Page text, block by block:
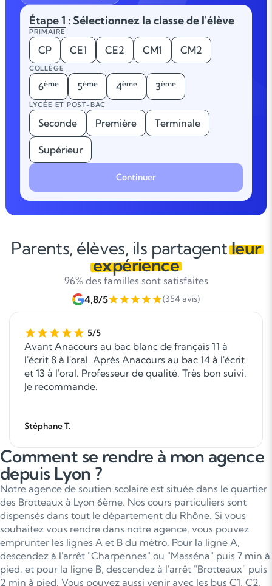
Étape 1 : Sélectionnez la classe de l'élève
PRIMAIRE
CP CE1 CE2 CM1 CM2
COLLÈGE
6ème 5ème 4ème 3ème
LYCÉE ET POST-BAC
Seconde Première Terminale
Supérieur
Continuer
Parents, élèves, ils partagentleur
expérience
96% des familles sont satisfaites
4,8/5
(354 avis)
5/5
Avant Anacours au bac blanc de français 11 à
l'écrit 8 à l'oral. Après Anacours au bac 14 à l'écrit
et 13 à l'oral. Professeur de qualité. Très bon suivi.
Je recommande.
Stéphane T.
Comment se rendre à mon agence
depuis Lyon ?
Notre agence de soutien scolaire est située dans le quartier
des Brotteaux à Lyon 6ème. Nos cours particuliers sont
dispensés dans tout le département du Rhône. Si vous
souhaitez vous rendre dans notre agence, vous pouvez
emprunter les lignes A et B du métro. Pour la ligne A,
descendez à l'arrêt "Charpennes" ou "Masséna" puis 7 min à
pied, et pour la ligne B, descendez à l'arrêt "Brotteaux" puis
2 min à pied. Vous pouvez aussi venir avec les bus C1, C2,